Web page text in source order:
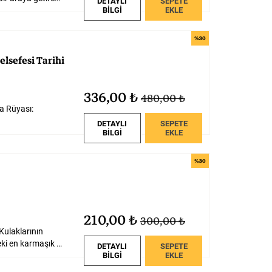
BİLGİ
EKLE
%30
Tarihi
Rüyası:
336,00 ₺480,00 ₺
DETAYLI
BİLGİ
SEPETE
EKLE
%30
böyle tuhaf şekilli olması normal mi? İnsan vücudu âlemdeki en karmaşık şeylerden biridir. Yazar Dominic Walliman’ın yardımıyla insan vücudunun tüm harika parçalarını keşfetmek için bir yolculuğa çıkan Profesör Astro Kedi ve ekibine katılın! Baştan ayağa hatta en kuytu köşelere kadar bu harikulade insan vücudu macerasında her şey var!
210,00 ₺300,00 ₺
DETAYLI
BİLGİ
SEPETE
EKLE